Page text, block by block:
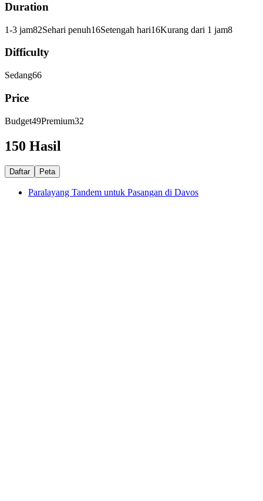
Duration
1-3 jam82Sehari penuh16Setengah hari16Kurang dari 1 jam8
Difficulty
Sedang66
Price
Budget49Premium32
150 Hasil
Daftar Peta
Paralayang Tandem untuk Pasangan di Davos